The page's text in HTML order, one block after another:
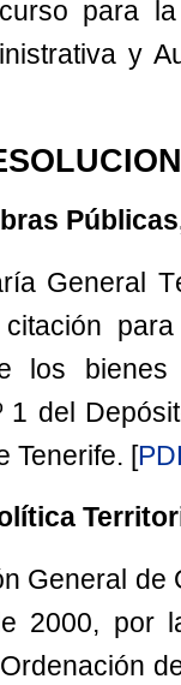
para
y
General
los
1 del
Tenerife. [
General de
2000, por